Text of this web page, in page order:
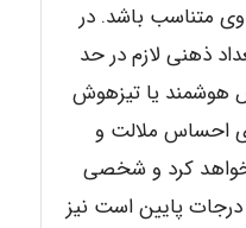
متناسب باشد. در
ذهنی لازم در حد
هوشمند یا تیزهوش
احساس ملالت و
کرد و شخصی
پایین است نیز